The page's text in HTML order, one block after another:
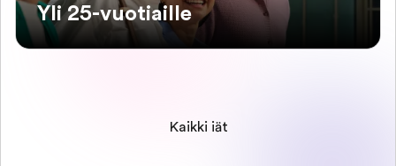
Yli 25-vuotiaille
Kaikki iät